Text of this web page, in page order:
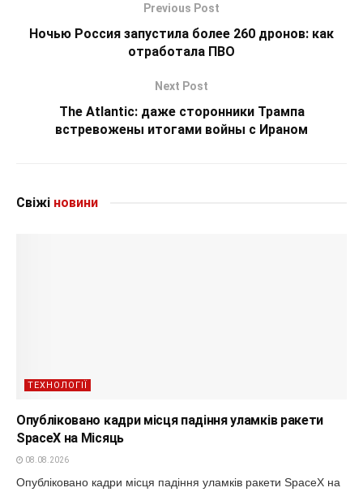
Previous Post
Ночью Россия запустила более 260 дронов: как
отработала ПВО
Next Post
The Atlantic: даже сторонники Трампа
встревожены итогами войны с Ираном
Свіжі новини
ТЕХНОЛОГІЇ
Опубліковано кадри місця падіння уламків ракети
SpaceX на Місяць
08.08.2026
Опубліковано кадри місця падіння уламків ракети SpaceX на